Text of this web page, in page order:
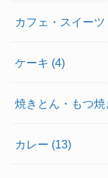
カフェ・スイーツ
ケーキ (4)
焼きとん・もつ焼
カレー (13)